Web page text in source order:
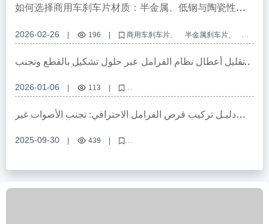
الفرامل،أقراص فرامل للمركبات التجارية،سلامة نظام الكبح
如何选择商用车刹车片材质：半金属、低钢与陶瓷性能
2026-02-26 196 商用车刹车片
半金属刹车片
低钢刹车片
陶瓷刹车片 刹车片认证标准
تقليل أعطال نظام الفرامل عبر حلول تشكيل بالقطع وتجنب
2026-01-06 113
أخطاء تركيب قرص الفرامل، دقة ثقوب التوجيه، معالجة قطع الفرامل، قرص
الفرامل للمركبات التجارية، منع أعطال النظام الهيدروليكي
دليـل تركيب قرص الفرامل الاحترافي: تجنب الأصوات غير
2025-09-30 439